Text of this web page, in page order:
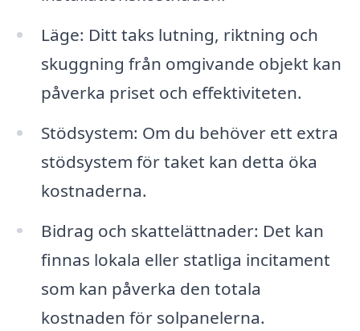
Läge: Ditt taks lutning, riktning och
skuggning från omgivande objekt kan
påverka priset och effektiviteten.
Stödsystem: Om du behöver ett extra
stödsystem för taket kan detta öka
kostnaderna.
Bidrag och skattelättnader: Det kan
finnas lokala eller statliga incitament
som kan påverka den totala
kostnaden för solpanelerna.